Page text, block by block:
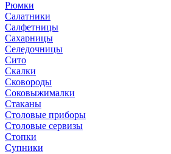
Рюмки
Салатники
Салфетницы
Сахарницы
Селедочницы
Сито
Скалки
Сковороды
Соковыжималки
Стаканы
Столовые приборы
Столовые сервизы
Стопки
Супники